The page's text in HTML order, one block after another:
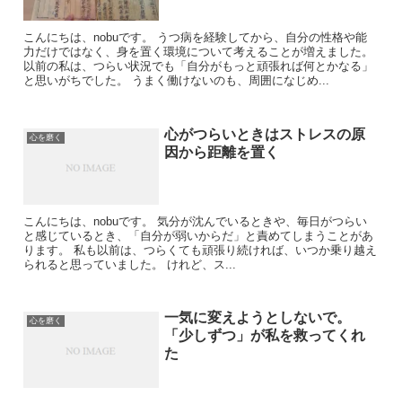
こんにちは、nobuです。 うつ病を経験してから、自分の性格や能
力だけではなく、身を置く環境について考えることが増えました。
以前の私は、つらい状況でも「自分がもっと頑張れば何とかなる」
と思いがちでした。 うまく働けないのも、周囲になじめ...
心を磨く
心がつらいときはストレスの原
因から距離を置く
こんにちは、nobuです。 気分が沈んでいるときや、毎日がつらい
と感じているとき、「自分が弱いからだ」と責めてしまうことがあ
ります。 私も以前は、つらくても頑張り続ければ、いつか乗り越え
られると思っていました。 けれど、ス...
心を磨く
一気に変えようとしないで。
「少しずつ」が私を救ってくれ
た